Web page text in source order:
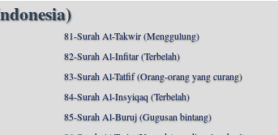
81-Surah At-Takwir (Menggulung)
82-Surah Al-Infitar (Terbelah)
83-Surah Al-Tatfif (Orang-orang yang curang)
84-Surah Al-Insyiqaq (Terbelah)
85-Surah Al-Buruj (Gugusan bintang)